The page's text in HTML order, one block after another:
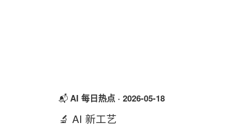
📬 AI 每日热点 · 2026-05-18
🔬 AI 新工艺